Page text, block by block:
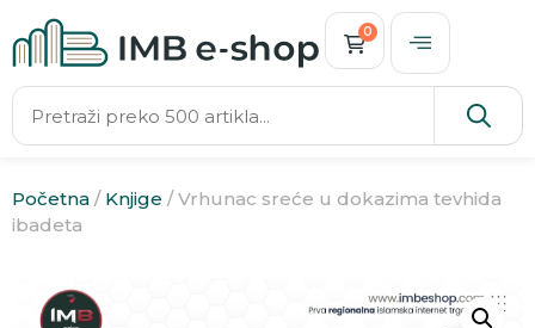
0
Početna / Knjige / Vrhunac sreće u dokazima tevhida
ibadeta